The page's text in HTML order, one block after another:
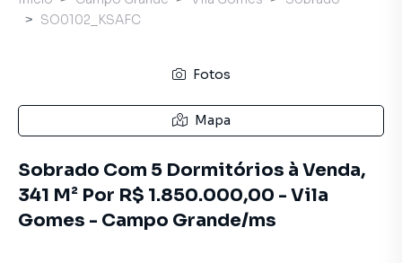
SO0102_KSAFC
Fotos
Mapa
Sobrado Com 5 Dormitórios à Venda,
341 M² Por R$ 1.850.000,00 - Vila
Gomes - Campo Grande/ms